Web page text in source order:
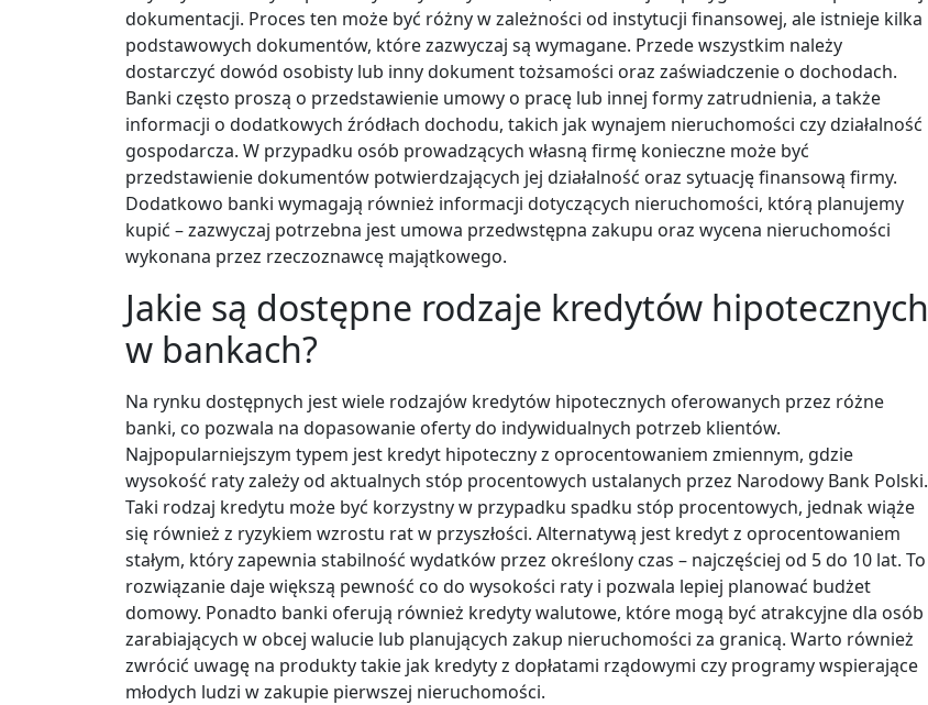
dokumentacji. Proces ten może być różny w zależności od instytucji finansowej, ale istnieje kilka
podstawowych dokumentów, które zazwyczaj są wymagane. Przede wszystkim należy
dostarczyć dowód osobisty lub inny dokument tożsamości oraz zaświadczenie o dochodach.
Banki często proszą o przedstawienie umowy o pracę lub innej formy zatrudnienia, a także
informacji o dodatkowych źródłach dochodu, takich jak wynajem nieruchomości czy działalność
gospodarcza. W przypadku osób prowadzących własną firmę konieczne może być
przedstawienie dokumentów potwierdzających jej działalność oraz sytuację finansową firmy.
Dodatkowo banki wymagają również informacji dotyczących nieruchomości, którą planujemy
kupić – zazwyczaj potrzebna jest umowa przedwstępna zakupu oraz wycena nieruchomości
wykonana przez rzeczoznawcę majątkowego.
Jakie są dostępne rodzaje kredytów hipotecznych
w bankach?
Na rynku dostępnych jest wiele rodzajów kredytów hipotecznych oferowanych przez różne
banki, co pozwala na dopasowanie oferty do indywidualnych potrzeb klientów.
Najpopularniejszym typem jest kredyt hipoteczny z oprocentowaniem zmiennym, gdzie
wysokość raty zależy od aktualnych stóp procentowych ustalanych przez Narodowy Bank Polski.
Taki rodzaj kredytu może być korzystny w przypadku spadku stóp procentowych, jednak wiąże
się również z ryzykiem wzrostu rat w przyszłości. Alternatywą jest kredyt z oprocentowaniem
stałym, który zapewnia stabilność wydatków przez określony czas – najczęściej od 5 do 10 lat. To
rozwiązanie daje większą pewność co do wysokości raty i pozwala lepiej planować budżet
domowy. Ponadto banki oferują również kredyty walutowe, które mogą być atrakcyjne dla osób
zarabiających w obcej walucie lub planujących zakup nieruchomości za granicą. Warto również
zwrócić uwagę na produkty takie jak kredyty z dopłatami rządowymi czy programy wspierające
młodych ludzi w zakupie pierwszej nieruchomości.